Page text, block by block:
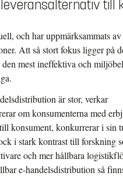
till
och har uppmärksammats av
Att så stort fokus ligger på
mest ineffektiva och
är stor, verkar
om konsumenterna med
konsument, konkurrerar i sin
i stark kontrast till forskning
och mer hållbara
e-handelsdistribution så